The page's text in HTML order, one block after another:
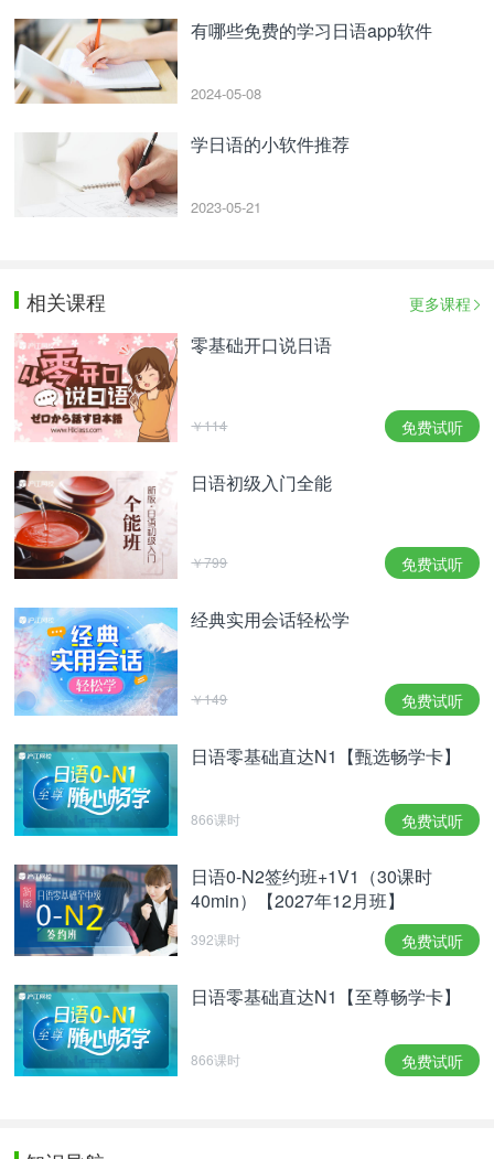
有哪些免费的学习日语app软件
2024-05-08
学日语的小软件推荐
2023-05-21
相关课程 更多课程
零基础开口说日语
￥114 免费试听
日语初级入门全能
￥799 免费试听
经典实用会话轻松学
￥149 免费试听
日语零基础直达N1【甄选畅学卡】
866课时 免费试听
日语0-N2签约班+1V1（30课时
40min）【2027年12月班】
392课时 免费试听
日语零基础直达N1【至尊畅学卡】
866课时 免费试听